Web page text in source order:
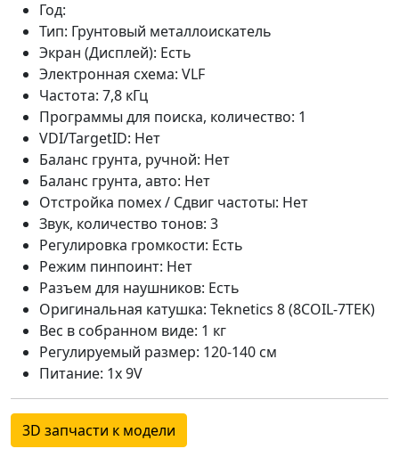
Год:
Тип: Грунтовый металлоискатель
Экран (Дисплей): Есть
Электронная схема: VLF
Частота: 7,8 кГц
Программы для поиска, количество: 1
VDI/TargetID: Нет
Баланс грунта, ручной: Нет
Баланс грунта, авто: Нет
Отстройка помех / Сдвиг частоты: Нет
Звук, количество тонов: 3
Регулировка громкости: Есть
Режим пинпоинт: Нет
Разъем для наушников: Есть
Оригинальная катушка: Teknetics 8 (8COIL-7TEK)
Вес в собранном виде: 1 кг
Регулируемый размер: 120-140 см
Питание: 1x 9V
3D запчасти к модели